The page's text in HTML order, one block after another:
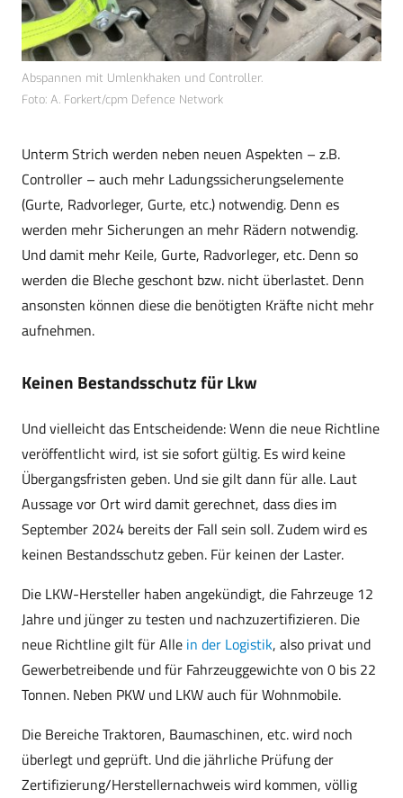
Abspannen mit Umlenkhaken und Controller.
Foto: A. Forkert/cpm Defence Network
Unterm Strich werden neben neuen Aspekten – z.B.
Controller – auch mehr Ladungssicherungselemente
(Gurte, Radvorleger, Gurte, etc.) notwendig. Denn es
werden mehr Sicherungen an mehr Rädern notwendig.
Und damit mehr Keile, Gurte, Radvorleger, etc. Denn so
werden die Bleche geschont bzw. nicht überlastet. Denn
ansonsten können diese die benötigten Kräfte nicht mehr
aufnehmen.
Keinen Bestandsschutz für Lkw
Und vielleicht das Entscheidende: Wenn die neue Richtline
veröffentlicht wird, ist sie sofort gültig. Es wird keine
Übergangsfristen geben. Und sie gilt dann für alle. Laut
Aussage vor Ort wird damit gerechnet, dass dies im
September 2024 bereits der Fall sein soll. Zudem wird es
keinen Bestandsschutz geben. Für keinen der Laster.
Die LKW-Hersteller haben angekündigt, die Fahrzeuge 12
Jahre und jünger zu testen und nachzuzertifizieren. Die
neue Richtline gilt für Alle in der Logistik, also privat und
Gewerbetreibende und für Fahrzeuggewichte von 0 bis 22
Tonnen. Neben PKW und LKW auch für Wohnmobile.
Die Bereiche Traktoren, Baumaschinen, etc. wird noch
überlegt und geprüft. Und die jährliche Prüfung der
Zertifizierung/Herstellernachweis wird kommen, völlig